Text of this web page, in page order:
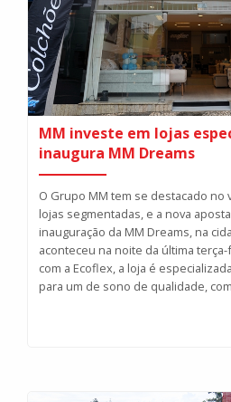
MM investe em lojas
inaugura MM Dreams
O Grupo MM tem se destacado no
lojas segmentadas, e a nova
inauguração da MM Dreams, na
aconteceu na noite da última terça-
com a Ecoflex, a loja é
para um de sono de qualidade,